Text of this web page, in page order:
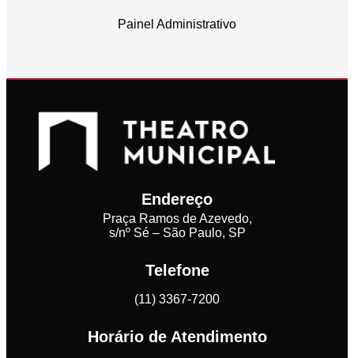
Painel Administrativo
Endereço
Praça Ramos de Azevedo,
s/nº Sé – São Paulo, SP
Telefone
(11) 3367-7200
Horário de Atendimento